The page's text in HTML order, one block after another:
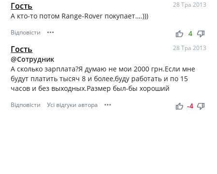
Гость 28 Тра 2013
А кто-то потом Range-Rover покупает….)))
Відповісти ••• thumb_up thumb_down
4
Гость 28 Тра 2013
@Сотрудник
А сколько зарплата?Я думаю не мои 2000 грн.Если мне
будут платить тысяч 8 и более,буду работать и по 15
часов и без выходных.Размер был-бы хороший
Відповісти Усі відгуки автора ••• thumb_up thumb_down
-4